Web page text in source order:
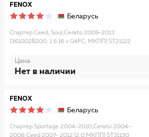
FENOX
Беларусь
Стартер Ceed, Soul,Cerato 2009-2013
(361002B200, 1.6 16 v G4FC, МКПП) ST21122
Цена
Нет в наличии
FENOX
Беларусь
Стартер Sportage 2004-2010,Cerato 2004-
2008,Ceed 2007- 2012 (2,0,МКПП) ST31130